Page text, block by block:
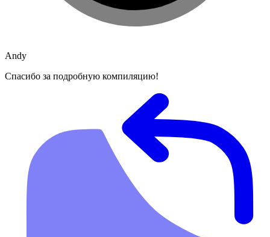
Andy
Спасибо за подробную компиляцию!